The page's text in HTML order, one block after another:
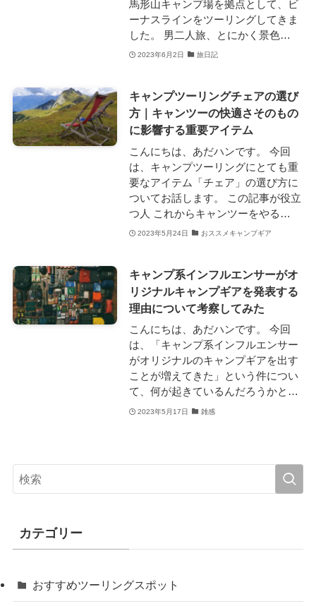
馬形山キャンプ場を拠点として、ビ
ーナスラインをツーリングしてきま
した。 男二人旅、とにかく景色…
2023年6月2日 旅日記
キャンプツーリングチェアの選び
方｜キャンツーの快適さそのもの
に影響する重要アイテム
こんにちは、あだハンです。 今回
は、キャンプツーリングにとても重
要なアイテム「チェア」の選び方に
ついてお話します。 この記事が役立
つ人 これからキャンツーをやる…
2023年5月24日 おススメキャンプギア
キャンプ系インフルエンサーがオ
リジナルキャンプギアを発表する
理由について考察してみた
こんにちは、あだハンです。 今回
は、「キャンプ系インフルエンサー
がオリジナルのキャンプギアを出す
ことが増えてきた」という件につい
て、何が起きているんだろうかと…
2023年5月17日 雑感
カテゴリー
おすすめツーリングスポット